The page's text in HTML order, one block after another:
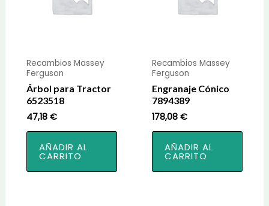
Recambios Massey
Ferguson
Árbol para Tractor
6523518
47,18 €
AÑADIR AL
CARRITO
Recambios Massey
Ferguson
Engranaje Cónico
7894389
178,08€
AÑADIR AL
CARRITO